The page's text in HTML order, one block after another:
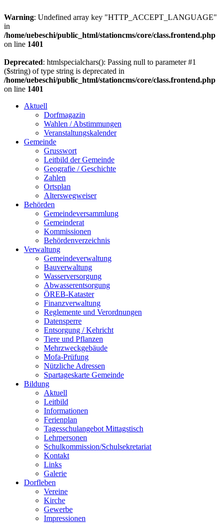
Warning: Undefined array key "HTTP_ACCEPT_LANGUAGE"
in
/home/uebeschi/public_html/stationcms/core/class.frontend.php
on line 1401
Deprecated: htmlspecialchars(): Passing null to parameter #1
($string) of type string is deprecated in
/home/uebeschi/public_html/stationcms/core/class.frontend.php
on line 1401
Aktuell
Dorfmagazin
Wahlen / Abstimmungen
Veranstaltungskalender
Gemeinde
Grusswort
Leitbild der Gemeinde
Geografie / Geschichte
Zahlen
Ortsplan
Alterswegweiser
Behörden
Gemeindeversammlung
Gemeinderat
Kommissionen
Behördenverzeichnis
Verwaltung
Gemeindeverwaltung
Bauverwaltung
Wasserversorgung
Abwasserentsorgung
ÖREB-Kataster
Finanzverwaltung
Reglemente und Verordnungen
Datensperre
Entsorgung / Kehricht
Tiere und Pflanzen
Mehrzweckgebäude
Mofa-Prüfung
Nützliche Adressen
Spartageskarte Gemeinde
Bildung
Aktuell
Leitbild
Informationen
Ferienplan
Tagesschulangebot Mittagstisch
Lehrpersonen
Schulkommission/Schulsekretariat
Kontakt
Links
Galerie
Dorfleben
Vereine
Kirche
Gewerbe
Impressionen